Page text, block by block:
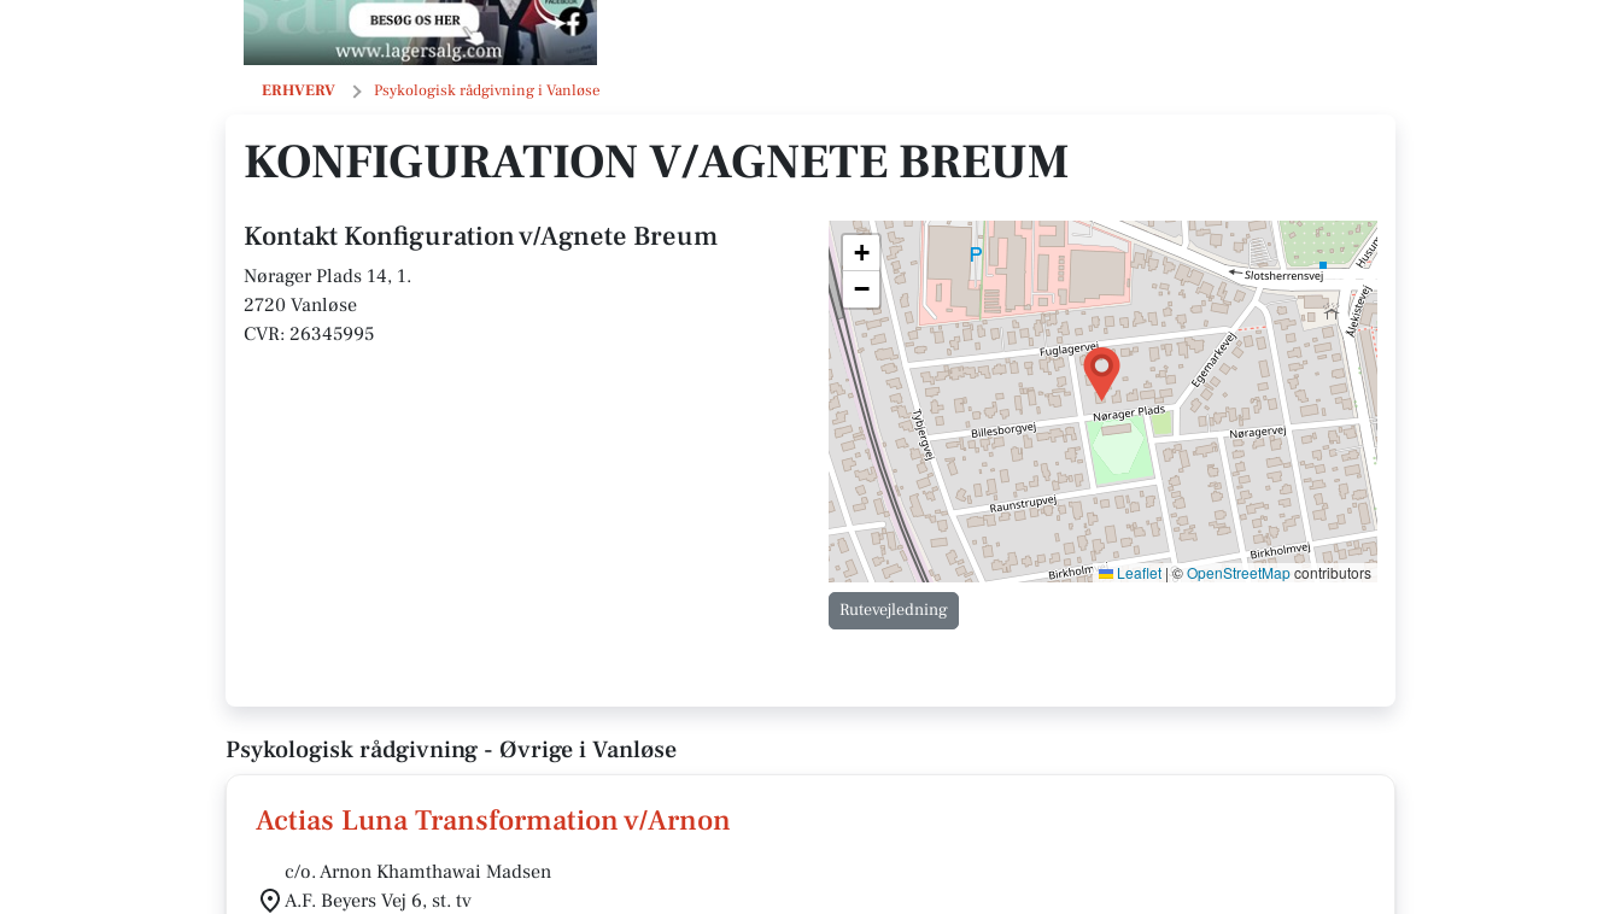
ERHVERV Psykologisk rådgivning i Vanløse
Konfiguration v/Agnete Breum
KONFIGURATION V/AGNETE BREUM
Kontakt Konfiguration v/Agnete Breum
Nørager Plads 14, 1.
2720 Vanløse
CVR: 26345995
+
−
Leaflet |©OpenStreetMapcontributors
Rutevejledning
Psykologisk rådgivning - Øvrige i Vanløse
Actias Luna Transformation v/Arnon
c/o. Arnon Khamthawai Madsen
A.F. Beyers Vej 6, st. tv